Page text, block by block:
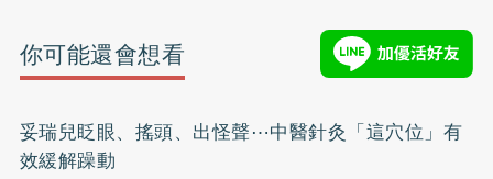
你可能還會想看
妥瑞兒眨眼、搖頭、出怪聲⋯中醫針灸「這穴位」有
效緩解躁動